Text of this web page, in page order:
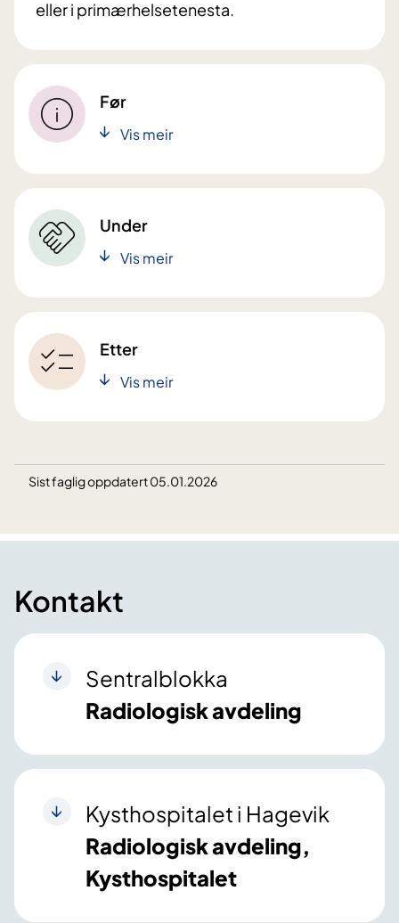
eller i primærhelsetenesta.
Før
Vis meir
Under
Vis meir
Etter
Vis meir
Sist faglig oppdatert 05.01.2026
Kontakt
Sentralblokka
Radiologisk avdeling
Kysthospitalet i Hagevik
Radiologisk avdeling,
Kysthospitalet